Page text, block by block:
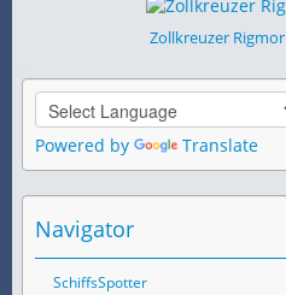
Zollkreuzer Rigmor
Powered by Translate
Navigator
SchiffsSpotter